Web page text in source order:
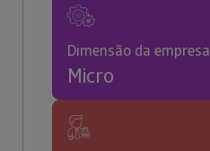
Dimensão da empresa
Micro